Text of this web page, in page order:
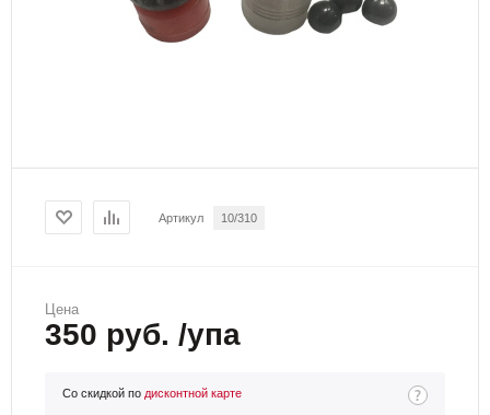
Артикул 10/310
Цена
350 руб. /упа
Со скидкой по дисконтной карте